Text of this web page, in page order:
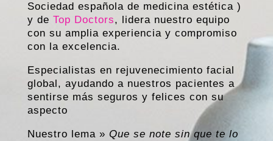
Sociedad española de medicina estética )
y de Top Doctors, lidera nuestro equipo
con su amplia experiencia y compromiso
con la excelencia.
Especialistas en rejuvenecimiento facial
global, ayudando a nuestros pacientes a
sentirse más seguros y felices con su
aspecto
Nuestro lema » Que se note sin que te lo